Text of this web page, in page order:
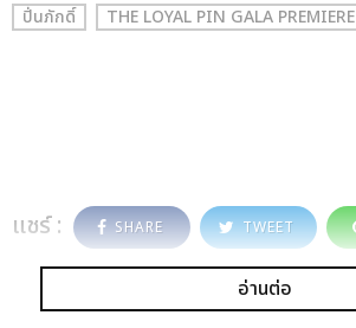
ปิ่นภักดิ์ THE LOYAL PIN GALA PREMIERE
แชร์ : SHARE TWEET
อ่านต่อ